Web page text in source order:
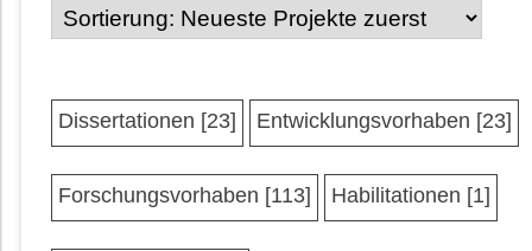
Dissertationen [23] Entwicklungsvorhaben [23]
Forschungsvorhaben [113] Habilitationen [1]